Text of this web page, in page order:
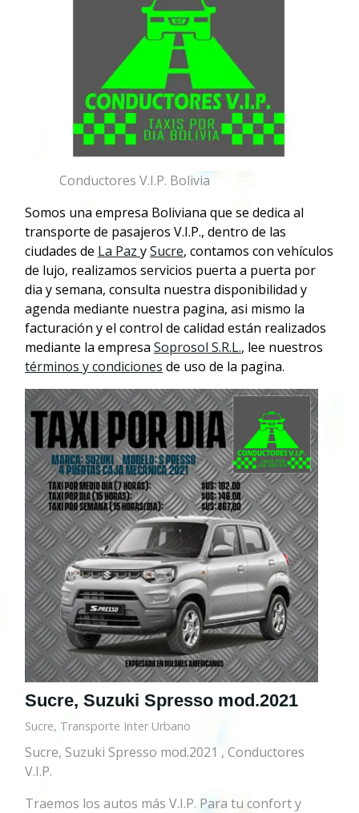
Conductores V.I.P. Bolivia
Somos una empresa Boliviana que se dedica al
transporte de pasajeros V.I.P., dentro de las
ciudades de La Paz ySucre, contamos con vehículos
de lujo, realizamos servicios puerta a puerta por
dia y semana, consulta nuestra disponibilidad y
agenda mediante nuestra pagina, asi mismo la
facturación y el control de calidad están realizados
mediante la empresa Soprosol S.R.L., lee nuestros
términos y condiciones de uso de la pagina.
Sucre, Suzuki Spresso mod.2021
Sucre, Transporte Inter Urbano
Sucre, Suzuki Spresso mod.2021 , Conductores
V.I.P.
Traemos los autos más V.I.P. Para tu confort y